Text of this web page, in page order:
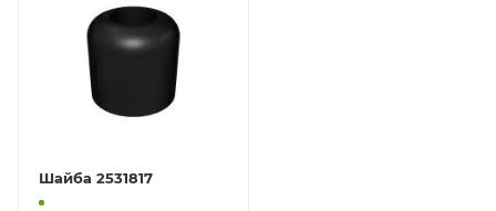
Шайба 2531817